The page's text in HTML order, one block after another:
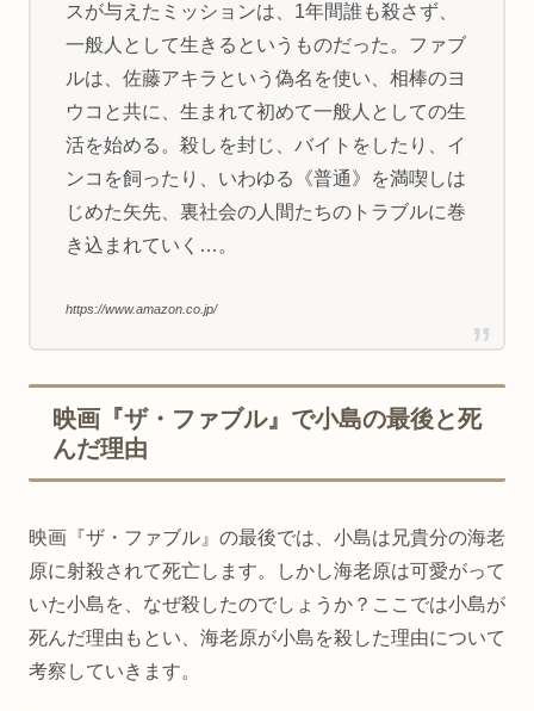
スが与えたミッションは、1年間誰も殺さず、
一般人として生きるというものだった。ファブ
ルは、佐藤アキラという偽名を使い、相棒のヨ
ウコと共に、生まれて初めて一般人としての生
活を始める。殺しを封じ、バイトをしたり、イ
ンコを飼ったり、いわゆる《普通》を満喫しは
じめた矢先、裏社会の人間たちのトラブルに巻
き込まれていく…。
https://www.amazon.co.jp/
映画『ザ・ファブル』で小島の最後と死
んだ理由
映画『ザ・ファブル』の最後では、小島は兄貴分の海老
原に射殺されて死亡します。しかし海老原は可愛がって
いた小島を、なぜ殺したのでしょうか？ここでは小島が
死んだ理由もとい、海老原が小島を殺した理由について
考察していきます。